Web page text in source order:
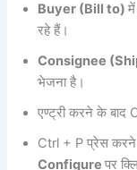
Buyer (Bill to)
रहे हैं।
Consignee
भेजना है।
एण्ट्री करने के बाद
Ctrl + P प्रेस करने
Configureपर